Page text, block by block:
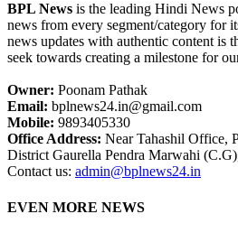
BPL News is the leading Hindi News
news from every segment/category for
news updates with authentic content is
seek towards creating a milestone for
Owner: Poonam Pathak
Email: bplnews24.in@gmail.com
Mobile: 9893405330
Office Address: Near Tahashil Office,
District Gaurella Pendra Marwahi
Contact us: admin@bplnews24.in
EVEN MORE NEWS